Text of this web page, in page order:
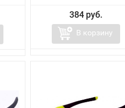
384 руб.
В корзину